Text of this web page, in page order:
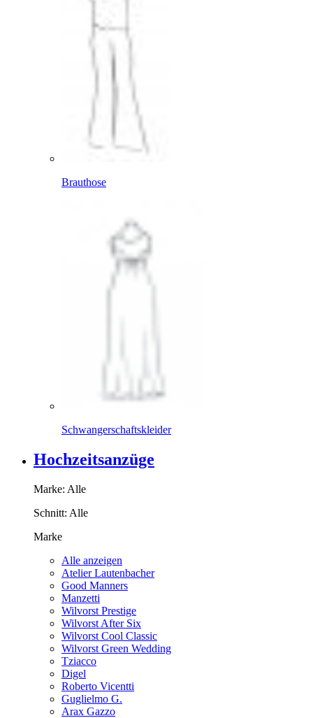
Brauthose
Schwangerschaftskleider
Hochzeitsanzüge
Marke: Alle
Schnitt: Alle
Marke
Alle anzeigen
Atelier Lautenbacher
Good Manners
Manzetti
Wilvorst Prestige
Wilvorst After Six
Wilvorst Cool Classic
Wilvorst Green Wedding
Tziacco
Digel
Roberto Vicentti
Guglielmo G.
Arax Gazzo